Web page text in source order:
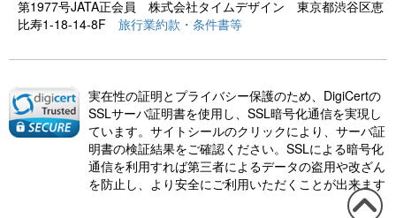
第1977号JATA正会員 株式会社タイムデザイン 東京都渋谷区恵
比寿1-18-14-8F 旅行業約款・条件書等
実在性の証明とプライバシー保護のため、DigiCertの
SSLサーバ証明書を使用し、SSL暗号化通信を実現し
ています。サイトシールのクリックにより、サーバ証
明書の検証結果をご確認ください。SSLによる暗号化
通信を利用すれば第三者によるデータの盗用や改ざん
を防止し、より安全にご利用いただくことが出来ます